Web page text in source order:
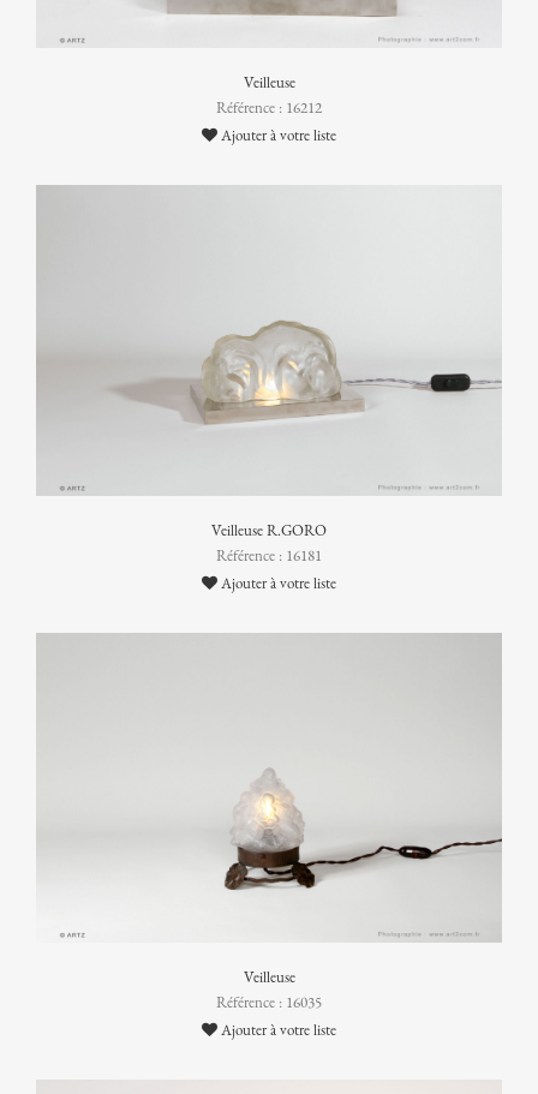
Veilleuse
Référence : 16212
Ajouter à votre liste
Veilleuse R.GORO
Référence : 16181
Ajouter à votre liste
Veilleuse
Référence : 16035
Ajouter à votre liste